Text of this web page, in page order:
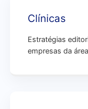
Clínicas
Estratégias
empresas da